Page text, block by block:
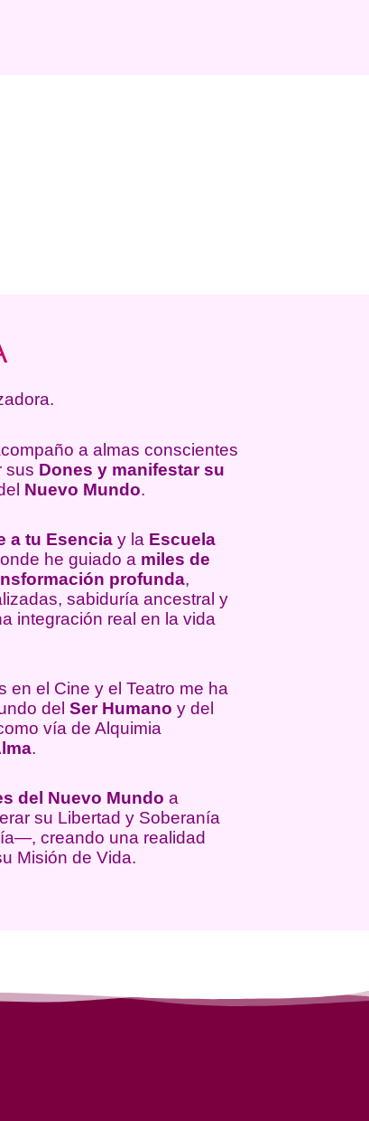
a almas conscientes
sus Dones y manifestar su
Nuevo Mundo.
a tu Esencia y la Escuela
he guiado a miles de
profunda,
sabiduría ancestral y
integración real en la vida
en el Cine y el Teatro me ha
delSer Humano y del
vía de Alquimia
.
del Nuevo Mundo a
su Libertad y Soberanía
creando una realidad
Misión de Vida.